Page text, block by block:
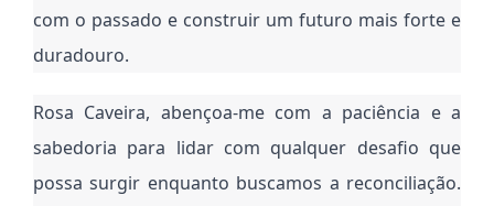
com o passado e construir um futuro mais forte e
duradouro.
Rosa Caveira, abençoa-me com a paciência e a
sabedoria para lidar com qualquer desafio que
possa surgir enquanto buscamos a reconciliação.